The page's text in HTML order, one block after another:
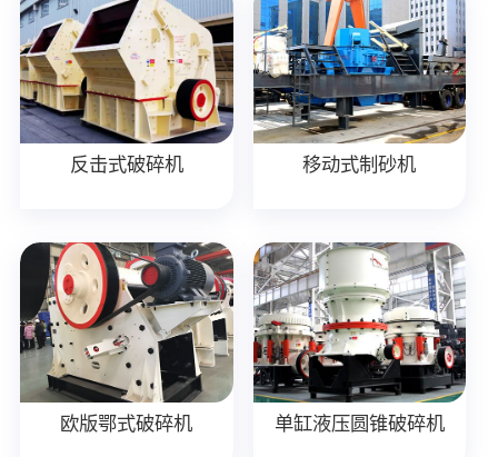
反击式破碎机 移动式制砂机
欧版鄂式破碎机 单缸液压圆锥破碎机